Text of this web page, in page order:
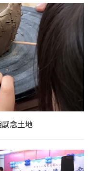
念土地